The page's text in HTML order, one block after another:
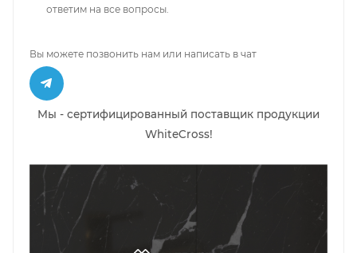
ответим на все вопросы.
Вы можете позвонить нам или написать в чат
Мы - сертифицированный поставщик продукции
WhiteCross!